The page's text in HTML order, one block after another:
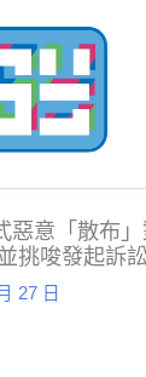
惡意「散布
挑唆發起訴
27 日